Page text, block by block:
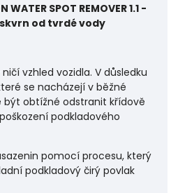
WATER SPOT REMOVER 1.1 -
od tvrdé vody
vzhled vozidla. V důsledku
se nacházejí v běžné
obtížné odstranit křídově
podkladového
pomocí procesu, který
podkladový čirý povlak